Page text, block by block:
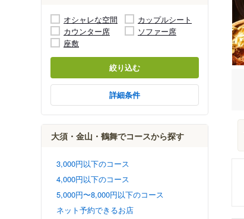
オシャレな空間
カップルシート
カウンター席
ソファー席
座敷
絞り込む
詳細条件
大須・金山・鶴舞でコースから探す
3,000円以下のコース
4,000円以下のコース
5,000円〜8,000円以下のコース
ネット予約できるお店